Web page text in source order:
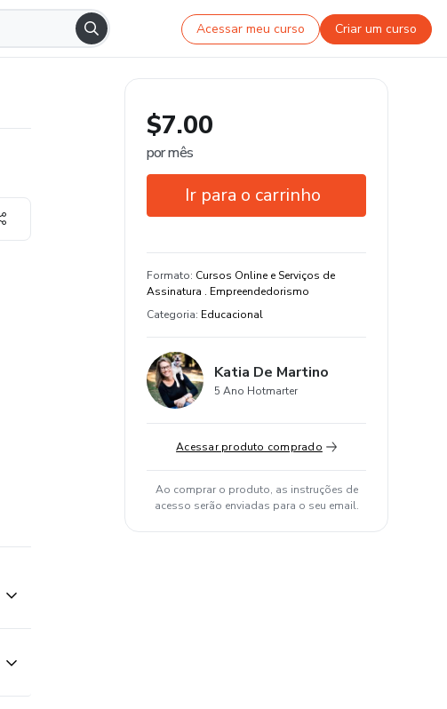
Acessar meu curso Criar um curso
$7.00
por mês
Ir para o carrinho
Estude do seu jeito e em qualquer
dispositivo
Formato: Cursos Online e Serviços de
Assinatura . Empreendedorismo
Categoria: Educacional
Katia De Martino
5 Ano Hotmarter
Acessar produto comprado
Ao comprar o produto, as instruções de
acesso serão enviadas para o seu email.